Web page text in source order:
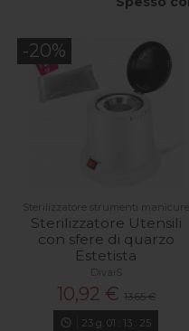
-20%
Sterilizzatore strumenti manicure
Sterilizzatore Utensili
con sfere di quarzo
Estetista
DivaiS
10,92 € 13,65 €
23g. 01: 13: 24